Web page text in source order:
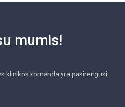
mumis!
klinikos komanda yra pasirengusi